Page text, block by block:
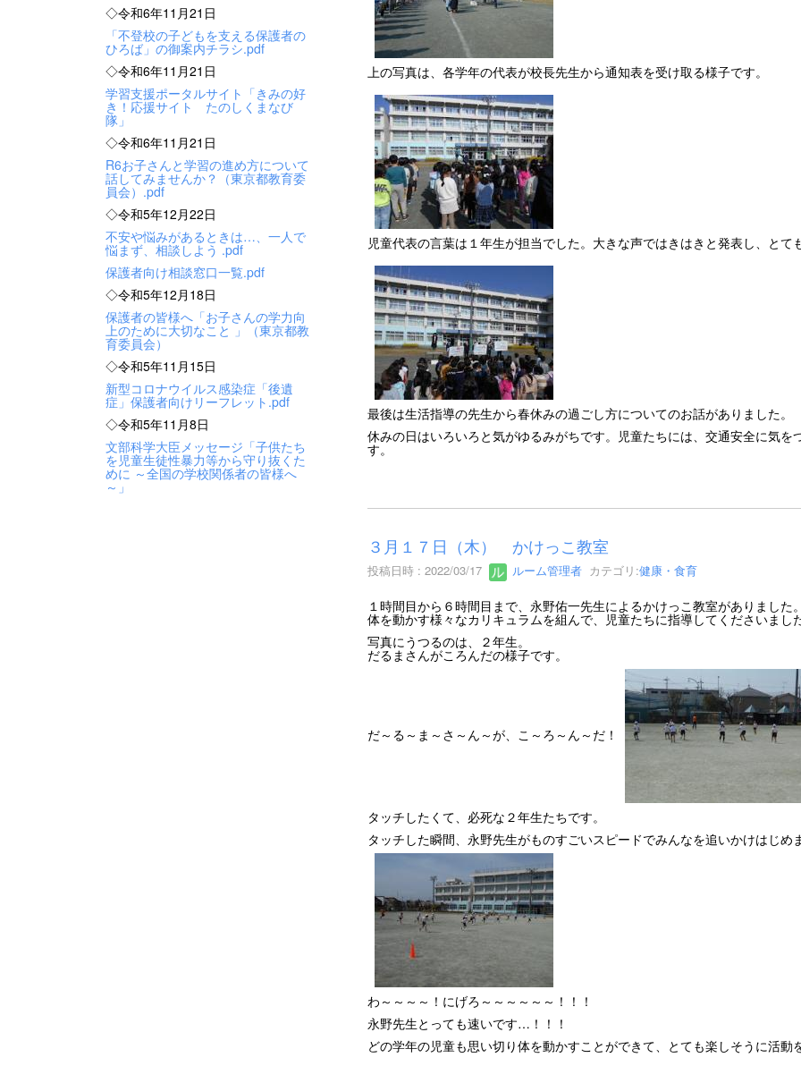
上の写真は、各学年の代表が校長先生から通知表を受け取る様子です。
児童代表の言葉は１年生が担当でした。大きな声ではきはきと発表し、とて
最後は生活指導の先生から春休みの過ごし方についてのお話がありました。
休みの日はいろいろと気がゆるみがちです。児童たちには、交通安全に気
す。
３月１７日（木） かけっこ教室
投稿日時 : 2022/03/17 ルーム管理者カテゴリ:健康・食育
１時間目から６時間目まで、永野佑一先生によるかけっこ教室がありました。
体を動かす様々なカリキュラムを組んで、児童たちに指導してくださいました
写真にうつるのは、２年生。
だるまさんがころんだの様子です。
だ～る～ま～さ～ん～が、こ～ろ～ん～だ！
タッチしたくて、必死な２年生たちです。
タッチした瞬間、永野先生がものすごいスピードでみんなを追いかけはじめ
わ～～～～！にげろ～～～～～～！！！
永野先生とっても速いです…！！！
どの学年の児童も思い切り体を動かすことができて、とても楽しそうに活動
◇令和6年11月21日
「不登校の子どもを支える保護者の
ひろば」の御案内チラシ.pdf
◇令和6年11月21日
学習支援ポータルサイト「きみの好
き！応援サイト たのしくまなび
隊」
◇令和6年11月21日
R6お子さんと学習の進め方について
話してみませんか？（東京都教育委
員会）.pdf
◇令和5年12月22日
不安や悩みがあるときは…、一人で
悩まず、相談しよう .pdf
保護者向け相談窓口一覧.pdf
◇令和5年12月18日
保護者の皆様へ「お子さんの学力向
上のために大切なこと 」（東京都教
育委員会）
◇令和5年11月15日
新型コロナウイルス感染症「後遺
症」保護者向けリーフレット.pdf
◇令和5年11月8日
文部科学大臣メッセージ「子供たち
を児童生徒性暴力等から守り抜くた
めに ～全国の学校関係者の皆様へ
～」